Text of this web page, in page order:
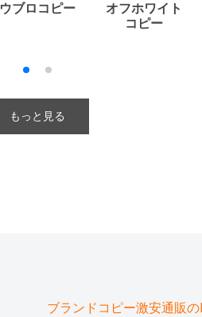
ウブロコピー
オフホワイト
コピー
もっと見る
ブランドコピー激安通販